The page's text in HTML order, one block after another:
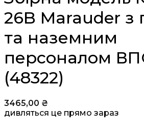
26B Marauder з
та наземним
персоналом
(48322)
3465,00 ₴
дивляться це прямо зараз